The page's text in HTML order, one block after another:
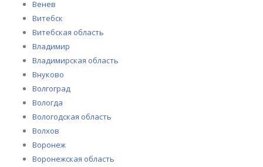
Венев
Витебск
Витебская область
Владимир
Владимирская область
Внуково
Волгоград
Вологда
Вологодская область
Волхов
Воронеж
Воронежская область